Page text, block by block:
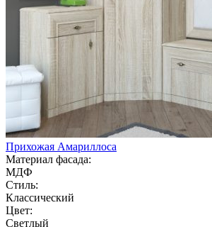
Прихожая Амариллоса
Материал фасада:
МДФ
Стиль:
Классический
Цвет:
Светлый